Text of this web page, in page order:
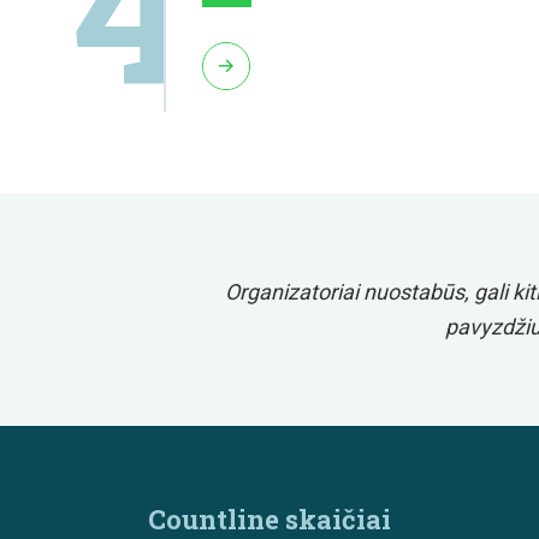
Jus laikyti kaip
Tik vienas prašymas – nieko
gerai. Didelis
Countline skaičiai